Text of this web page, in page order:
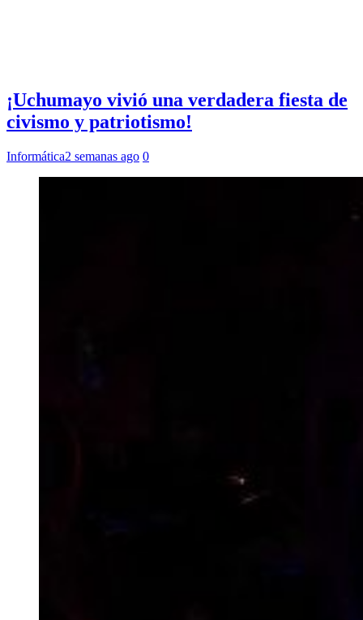
¡Uchumayo vivió una verdadera fiesta de
civismo y patriotismo!
Informática2 semanas ago 0